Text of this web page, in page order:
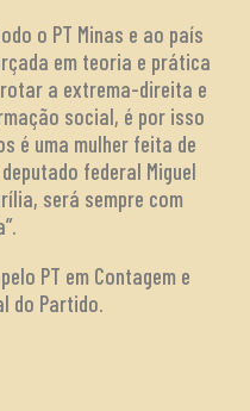
o PT Minas e ao país
em teoria e prática
a extrema-direita e
social, é por isso
é uma mulher feita de
federal Miguel
será sempre com
PT em Contagem e
do Partido.